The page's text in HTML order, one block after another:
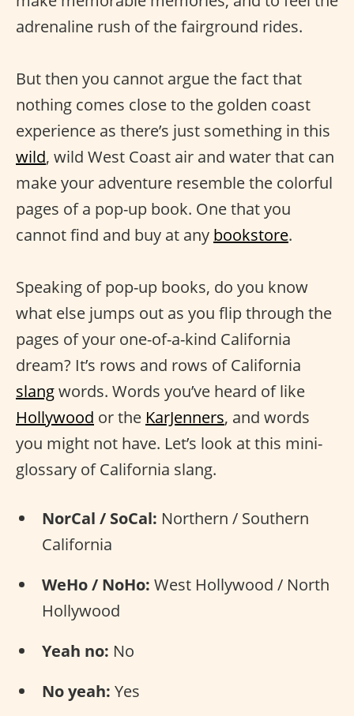
adrenaline rush of the fairground rides.
But then you cannot argue the fact that
nothing comes close to the golden coast
experience as there’s just something in this
wild, wild West Coast air and water that can
make your adventure resemble the colorful
pages of a pop-up book. One that you
cannot find and buy at any bookstore.
Speaking of pop-up books, do you know
what else jumps out as you flip through the
pages of your one-of-a-kind California
dream? It’s rows and rows of California
slangwords. Words you’ve heard of like
Hollywood or the KarJenners, and words
you might not have. Let’s look at this mini-
glossary of California slang.
NorCal / SoCal: Northern / Southern
California
WeHo / NoHo: West Hollywood / North
Hollywood
Yeah no: No
No yeah: Yes